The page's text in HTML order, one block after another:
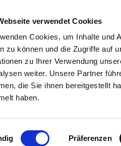
verwendet Cookies
Cookies, um Inhalte und
zu können und die Zugriffe auf
zu Ihrer Verwendung
weiter. Unsere Partner
die Sie ihnen bereitgestellt
haben.
Präferenzen
WAS IST DER LADEN ?